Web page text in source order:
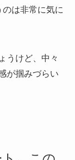
は非常に気に
うけど、中々
が掴みづらい